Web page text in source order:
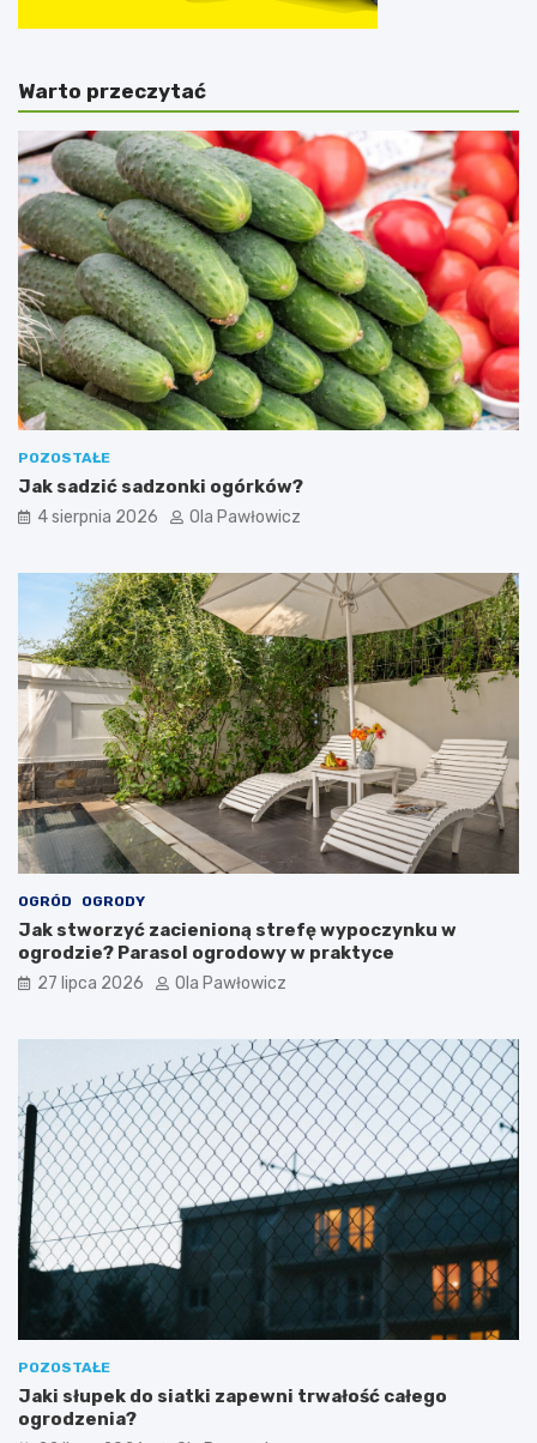
Warto przeczytać
POZOSTAŁE
Jak sadzić sadzonki ogórków?
4 sierpnia 2026 Ola Pawłowicz
OGRÓD OGRODY
Jak stworzyć zacienioną strefę wypoczynku w
ogrodzie? Parasol ogrodowy w praktyce
27 lipca 2026 Ola Pawłowicz
POZOSTAŁE
Jaki słupek do siatki zapewni trwałość całego
ogrodzenia?